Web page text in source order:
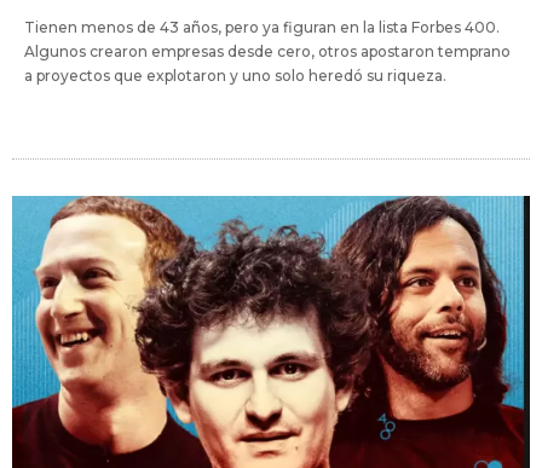
Tienen menos de 43 años, pero ya figuran en la lista Forbes 400.
Algunos crearon empresas desde cero, otros apostaron temprano
a proyectos que explotaron y uno solo heredó su riqueza.